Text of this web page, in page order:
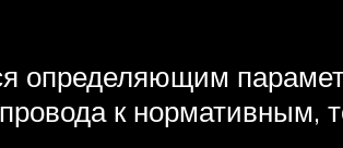
определяющим
к нормативным,